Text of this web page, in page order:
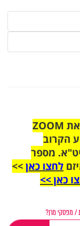
הצטרפו לקבוצת הוואטסאפ לקראת ZOOM
הקרוב
מספר
לחצו כאן>>
כאן >>
/ מפסקי מרן?